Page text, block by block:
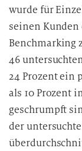
wurde für
seinen
Benchmarking
46
24 Prozent ein
als 10 Prozent
geschrumpft
der